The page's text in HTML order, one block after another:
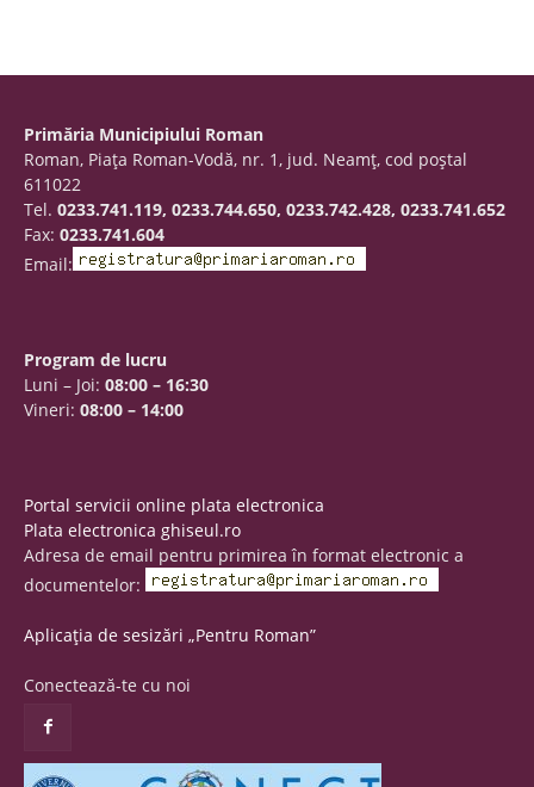
Primăria Municipiului Roman
Roman, Piaţa Roman-Vodă, nr. 1, jud. Neamţ, cod poştal
611022
Tel. 0233.741.119, 0233.744.650, 0233.742.428, 0233.741.652
Fax: 0233.741.604
Email:
Program de lucru
Luni – Joi: 08:00 – 16:30
Vineri: 08:00 – 14:00
Portal servicii online plata electronica
Plata electronica ghiseul.ro
Adresa de email pentru primirea în format electronic a
documentelor:
Aplicația de sesizări „Pentru Roman”
Conectează-te cu noi